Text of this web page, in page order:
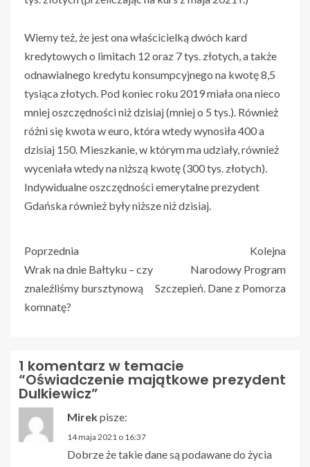
Wiemy też, że jest ona właścicielką dwóch kard
kredytowych o limitach 12 oraz 7 tys. złotych, a także
odnawialnego kredytu konsumpcyjnego na kwotę 8,5
tysiąca złotych. Pod koniec roku 2019 miała ona nieco
mniej oszczędności niż dzisiaj (mniej o 5 tys.). Również
różni się kwota w euro, która wtedy wynosiła 400 a
dzisiaj 150. Mieszkanie, w którym ma udziały, również
wyceniała wtedy na niższą kwotę (300 tys. złotych).
Indywidualne oszczędności emerytalne prezydent
Gdańska również były niższe niż dzisiaj.
Poprzednia
Wrak na dnie Bałtyku – czy
znaleźliśmy bursztynową
komnatę?
Kolejna
Narodowy Program
Szczepień. Dane z Pomorza
1 komentarz w temacie
“Oświadczenie majątkowe prezydent
Dulkiewicz”
Mirekpisze:
14 maja 2021 o 16:37
Dobrze że takie dane są podawane do życia